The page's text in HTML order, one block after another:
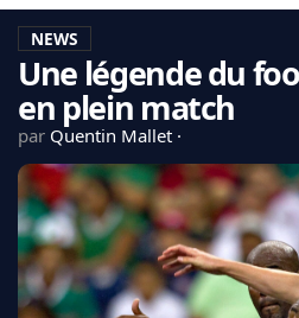
LA CHARTE
VIE PRIVÉE
CGU
CONTACTEZ-NOUS
MERCATO
CDM 2026
EDF
PSG
NEWS
Une légende du
en plein match
par Quentin Mallet